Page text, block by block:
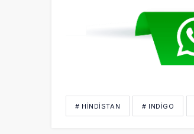
# HINDISTAN # INDIGO